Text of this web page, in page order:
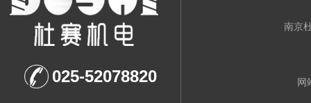
025-52078820
南京
网